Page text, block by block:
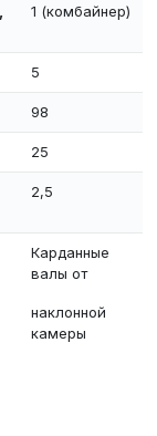
1 (комбайнер)
5
98
25
2,5
Карданные
валы от
наклонной
камеры